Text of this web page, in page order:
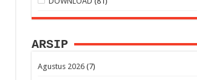
ARSIP
Agustus 2026(7)